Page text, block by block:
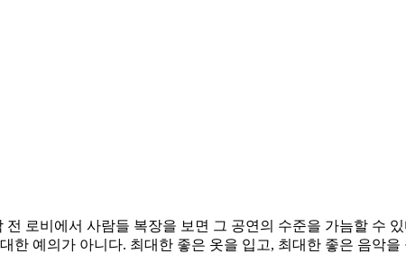
로비에서 사람들 복장을 보면 그 공연의 수준을 가늠할 수
예의가 아니다. 최대한 좋은 옷을 입고, 최대한 좋은 음악을